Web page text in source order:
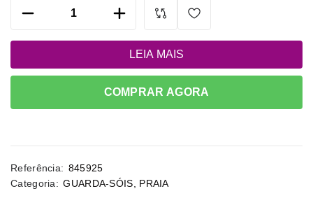
LEIA MAIS
COMPRAR AGORA
Referência: 845925
Categoria: GUARDA-SÓIS PRAIA